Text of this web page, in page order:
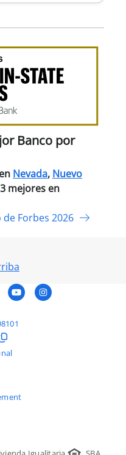
Banco por
Nevada, Nuevo
mejores en
Forbes 2026
YouTubeInstagram